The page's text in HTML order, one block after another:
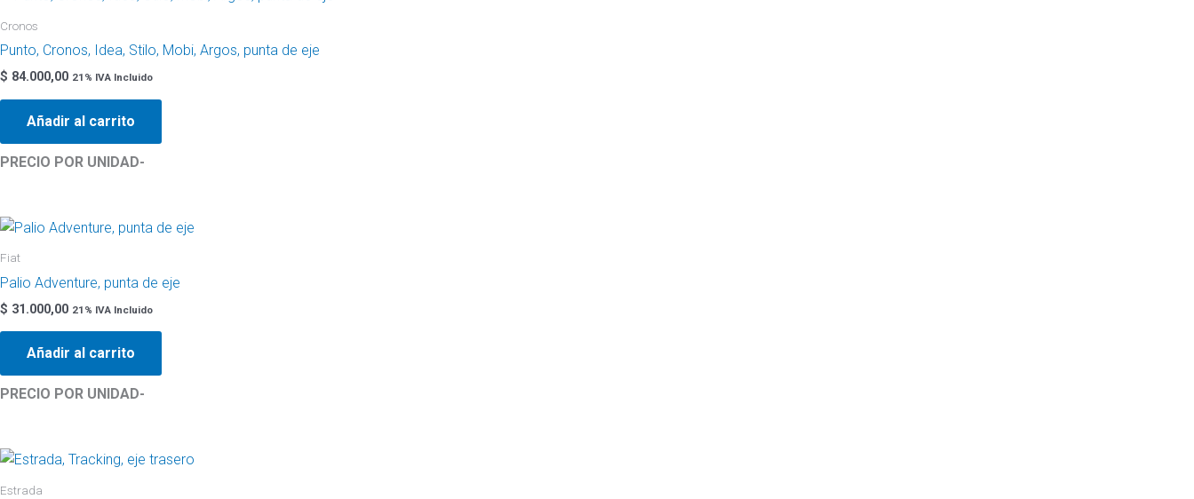
Cronos
Punto, Cronos, Idea, Stilo, Mobi, Argos, punta de eje
$ 84.000,00 21% IVA Incluido
Añadir al carrito
PRECIO POR UNIDAD-
Fiat
Palio Adventure, punta de eje
$ 31.000,00 21% IVA Incluido
Añadir al carrito
PRECIO POR UNIDAD-
Estrada